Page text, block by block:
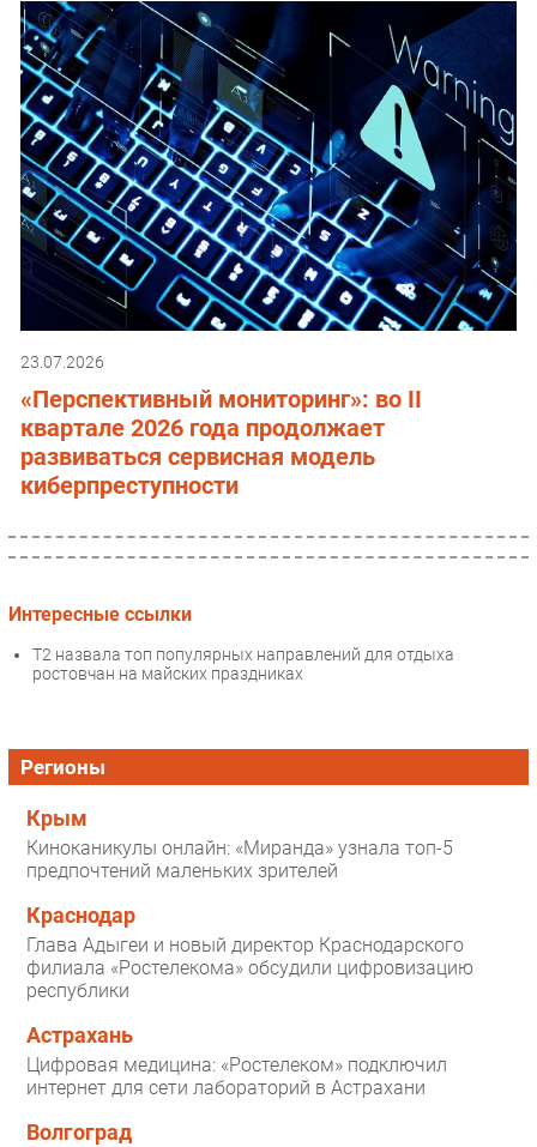
23.07.2026
«Перспективный мониторинг»: во II
квартале 2026 года продолжает
развиваться сервисная модель
киберпреступности
Интересные ссылки
T2 назвала топ популярных направлений для отдыха
ростовчан на майских праздниках
Регионы
Крым
Киноканикулы онлайн: «Миранда» узнала топ-5
предпочтений маленьких зрителей
Краснодар
Глава Адыгеи и новый директор Краснодарского
филиала «Ростелекома» обсудили цифровизацию
республики
Астрахань
Цифровая медицина: «Ростелеком» подключил
интернет для сети лабораторий в Астрахани
Волгоград